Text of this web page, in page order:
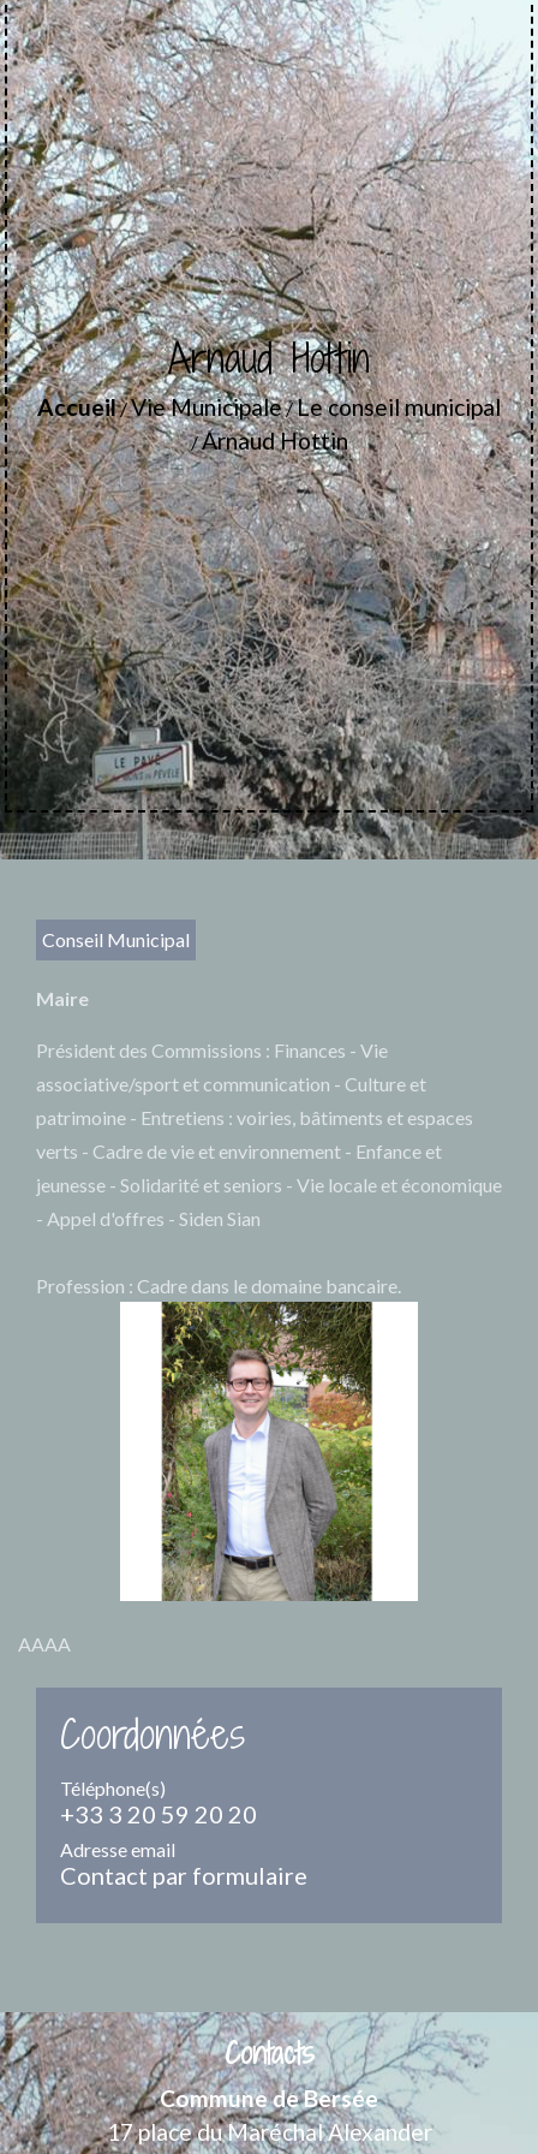
Arnaud Hottin
Accueil/Vie Municipale/Le conseil municipal
/Arnaud Hottin
Conseil Municipal
Maire
Président des Commissions : Finances - Vie
associative/sport et communication - Culture et
patrimoine - Entretiens : voiries, bâtiments et espaces
verts - Cadre de vie et environnement - Enfance et
jeunesse - Solidarité et seniors - Vie locale et économique
- Appel d'offres - Siden Sian
Profession : Cadre dans le domaine bancaire.
AAAA
Coordonnées
Téléphone(s)
+33 3 20 59 20 20
Adresse email
Contact par formulaire
Contacts
Commune de Bersée
17 place du Maréchal Alexander